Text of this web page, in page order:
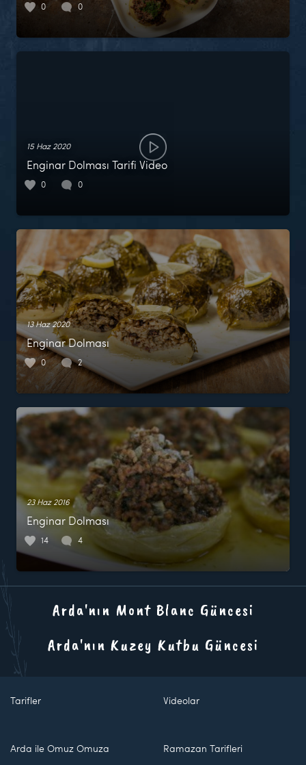
0 0
15 Haz 2020
Enginar Dolması Tarifi Video
0 0
13 Haz 2020
Enginar Dolması
0 2
23 Haz 2016
Enginar Dolması
14 4
Arda'nın Mont Blanc Güncesi
Arda'nın Kuzey Kutbu Güncesi
Tarifler Videolar
Arda ile Omuz Omuza Ramazan Tarifleri